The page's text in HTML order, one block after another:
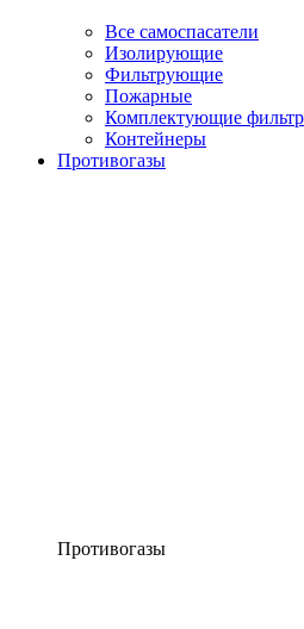
Все самоспасатели
Изолирующие
Фильтрующие
Пожарные
Комплектующие
Контейнеры
Противогазы
Противогазы